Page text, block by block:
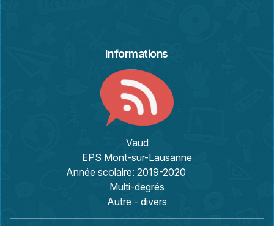
Informations
Vaud
EPS Mont-sur-Lausanne
Année scolaire: 2019-2020
Multi-degrés
Autre - divers